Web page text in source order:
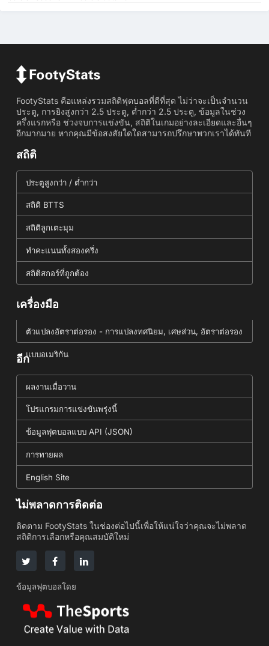
FootyStats คือแหล่งรวมสถิติฟุตบอลที่ดีที่สุด ไม่ว่าจะเป็นจำนวน
ประตู, การยิงสูงกว่า 2.5 ประตู, ต่ำกว่า 2.5 ประตู, ข้อมูลในช่วง
ครึ่งแรกหรือ ช่วงจบการแข่งขัน, สถิติในเกมอย่างละเอียดและอื่นๆ
อีกมากมาย หากคุณมีข้อสงสัยใดใดสามารถปรึกษาพวกเราได้ทันที
สถิติ
ประตูสูงกว่า / ต่ำกว่า
สถิติ BTTS
สถิติลูกเตะมุม
ทำคะแนนทั้งสองครึ่ง
สถิติสกอร์ที่ถูกต้อง
เครื่องมือ
ตัวแปลงอัตราต่อรอง - การแปลงทศนิยม, เศษส่วน, อัตราต่อรอง
แบบอเมริกัน
อีก
ผลงานเมื่อวาน
โปรแกรมการแข่งขันพรุ่งนี้
ข้อมูลฟุตบอลแบบ API (JSON)
การทายผล
English Site
ไม่พลาดการติดต่อ
ติดตาม FootyStats ในช่องต่อไปนี้เพื่อให้แน่ใจว่าคุณจะไม่พลาด
สถิติการเลือกหรือคุณสมบัติใหม่
ข้อมูลฟุตบอลโดย